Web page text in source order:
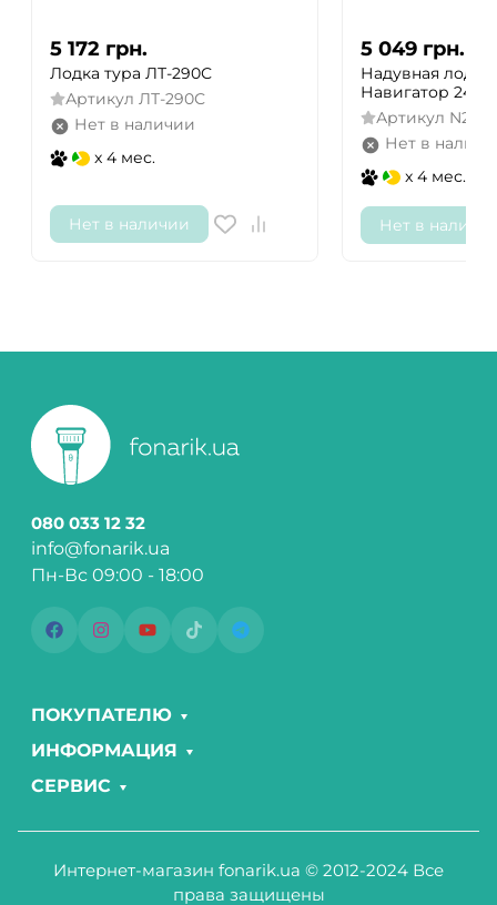
5 172 грн.
Лодка тура ЛТ-290С
Артикул ЛТ-290С
Нет в наличии
x 4 мес.
Нет в наличии
5 049 грн.
Надувная лодка
Навигатор 249,
Артикул N249
Нет в
x 4 мес.
Нет в
080 033 12 32
info@fonarik.ua
Пн-Вс 09:00 - 18:00
ПОКУПАТЕЛЮ
ИНФОРМАЦИЯ
СЕРВИС
Интернет-магазин fonarik.ua © 2012-2024 Все
права защищены